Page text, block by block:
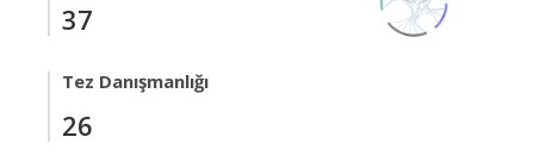
37
Tez Danışmanlığı
26